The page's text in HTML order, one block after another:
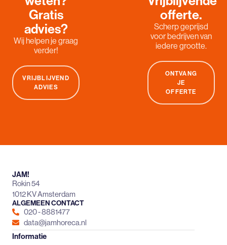
Gratis
advies?
Wij helpen je graag
verder!
VRIJBLIJVEND
ADVIES
offerte.
Scherp geprijsd
voor bedrijven van
iedere grootte.
ONTVANG
JE
OFFERTE
JAM!
Rokin 54
1012 KV Amsterdam
ALGEMEEN CONTACT
020 - 8881477
data@jamhoreca.nl
Informatie